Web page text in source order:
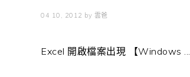
04 10, 2012 by 雲爸
Excel 開啟檔案出現 【Windows ...